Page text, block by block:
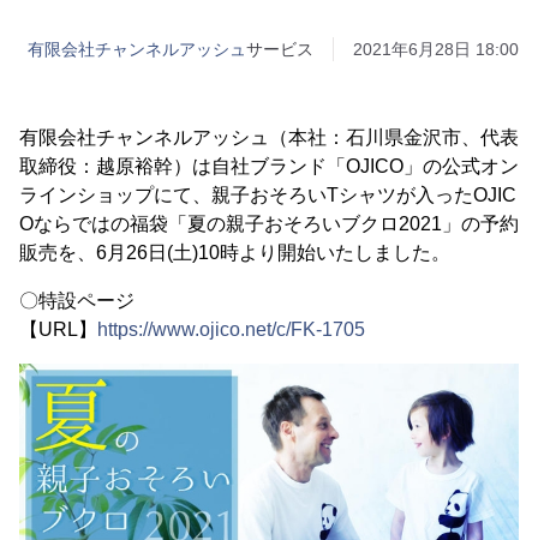
有限会社チャンネルアッシュ サービス 2021年6月28日 18:00
有限会社チャンネルアッシュ（本社：石川県金沢市、代表
取締役：越原裕幹）は自社ブランド「OJICO」の公式オン
ラインショップにて、親子おそろいTシャツが入ったOJIC
Oならではの福袋「夏の親子おそろいブクロ2021」の予約
販売を、6月26日(土)10時より開始いたしました。
〇特設ページ
【URL】
https://www.ojico.net/c/FK-1705